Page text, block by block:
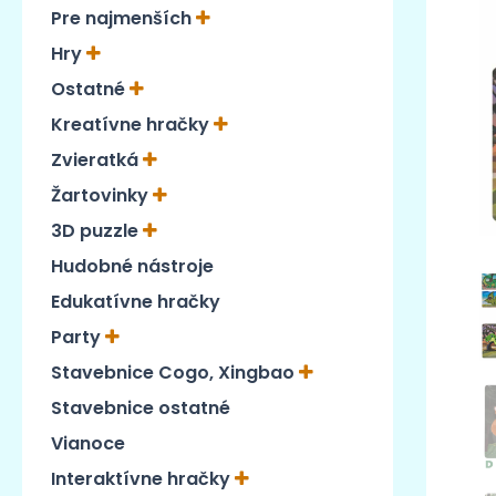
Pre najmenších
Hry
Ostatné
Kreatívne hračky
Zvieratká
Žartovinky
3D puzzle
Hudobné nástroje
Edukatívne hračky
Party
Stavebnice Cogo, Xingbao
Stavebnice ostatné
Vianoce
Interaktívne hračky